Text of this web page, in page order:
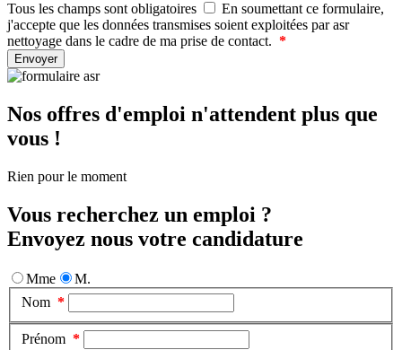
Tous les champs sont obligatoires
En soumettant ce formulaire,
j'accepte que les données transmises soient exploitées par asr
nettoyage dans le cadre de ma prise de contact.
Nos offres d'emploi n'attendent plus que
vous !
Rien pour le moment
Vous recherchez un emploi ?
Envoyez nous votre candidature
Mme
M.
Nom
Prénom